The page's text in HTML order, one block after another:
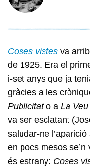
Coses vistes va
de 1925. Era el
i-set anys que ja
gràcies a les
Publicitato a La
va ser esclatant
saludar-ne
en pocs mesos
és estrany: Coses